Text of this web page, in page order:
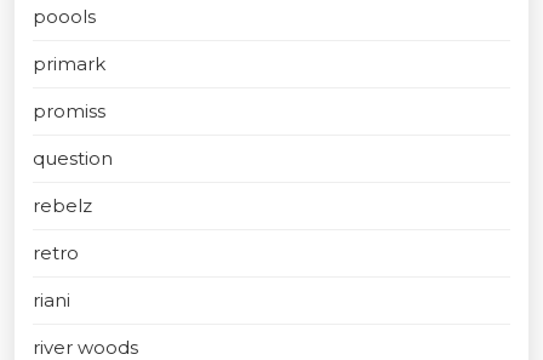
poools
primark
promiss
question
rebelz
retro
riani
river woods